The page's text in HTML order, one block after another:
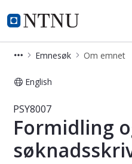
NTNU Hjemmeside
Studier
Emnesøk Om emnet
English
Emne -
PSY8007
Formidling